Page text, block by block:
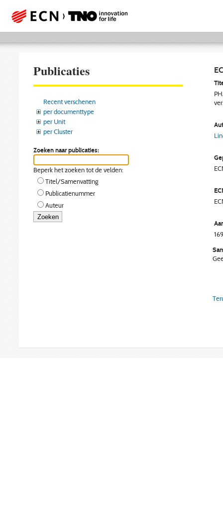
Publicaties
Recent verschenen
per documenttype
per Unit
per Cluster
Zoeken naar publicaties:
Beperk het zoeken tot de velden:
Titel/Samenvatting
Publicatienummer
Auteur
169